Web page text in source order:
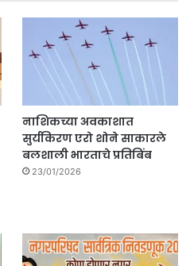
नाशिकच्या अवकाशात
सुर्यकिरण एरो शोने साकारले
बलशाली भारताचे प्रतिबिंब
23/01/2026